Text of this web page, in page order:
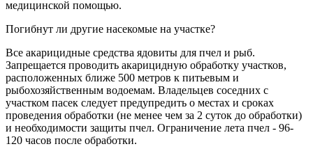
медицинской помощью.
Погибнут ли другие насекомые на участке?
Все акарицидные средства ядовиты для пчел и рыб.
Запрещается проводить акарицидную обработку участков,
расположенных ближе 500 метров к питьевым и
рыбохозяйственным водоемам. Владельцев соседних с
участком пасек следует предупредить о местах и сроках
проведения обработки (не менее чем за 2 суток до обработки)
и необходимости защиты пчел. Ограничение лета пчел - 96-
120 часов после обработки.